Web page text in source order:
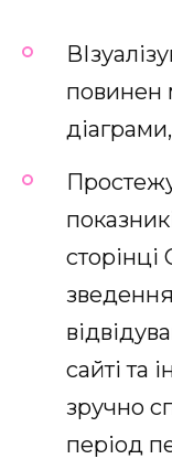
повинен
сайті та
зручно
період